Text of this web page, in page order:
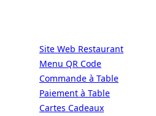
Site Web Restaurant
Menu QR Code
Commande à Table
Paiement à Table
Cartes Cadeaux